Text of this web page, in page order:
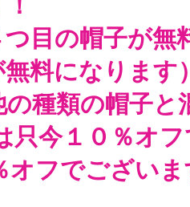
目の帽子が無
料になります）
の種類の帽子
只今１０％オ
オフでござい